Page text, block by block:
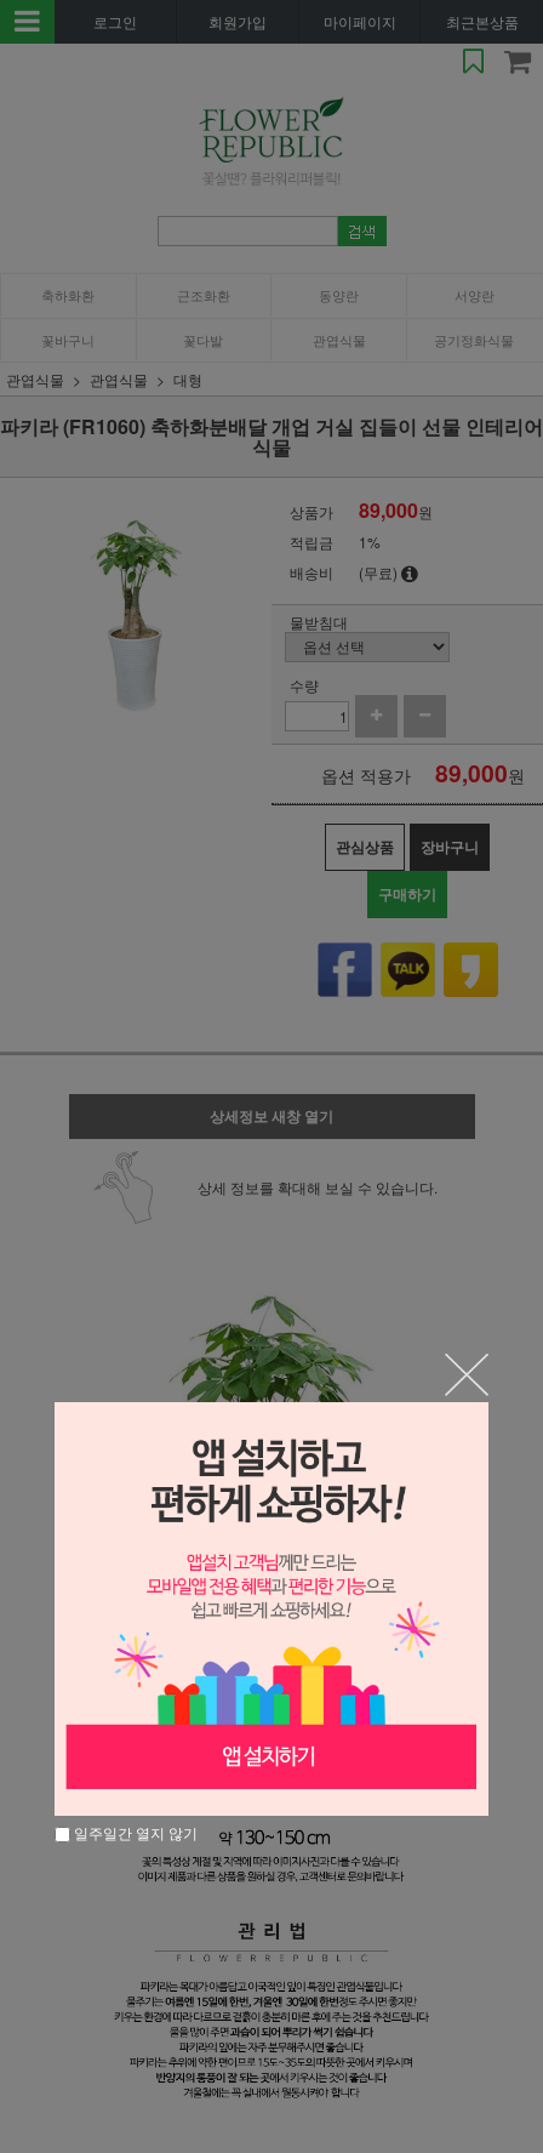
로그인 회원가입 마이페이지 최근본상품
축하화환 근조화환 동양란 서양란
꽃바구니 꽃다발 관엽식물 공기정화식물
관엽식물 관엽식물 대형
파키라 (FR1060) 축하화분배달 개업 거실 집들이 선물 인테리어
식물
상품가 89,000원
적립금
1%
배송비
(무료)
물받침대
수량
옵션 적용가 89,000원
관심상품 장바구니
구매하기
상세정보 새창 열기
상세 정보를 확대해 보실 수 있습니다.
일주일간 열지 않기